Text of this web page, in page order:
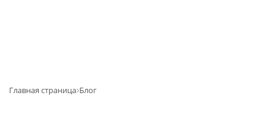
Главная страница Блог